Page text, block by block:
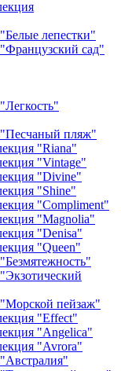
лепестки"
сад"
пляж"
"Riana"
"Vintage"
"Divine"
"Shine"
"Compliment"
"Magnolia"
"Denisa"
"Queen"
пейзаж"
"Effect"
"Angelica"
"Avrora"